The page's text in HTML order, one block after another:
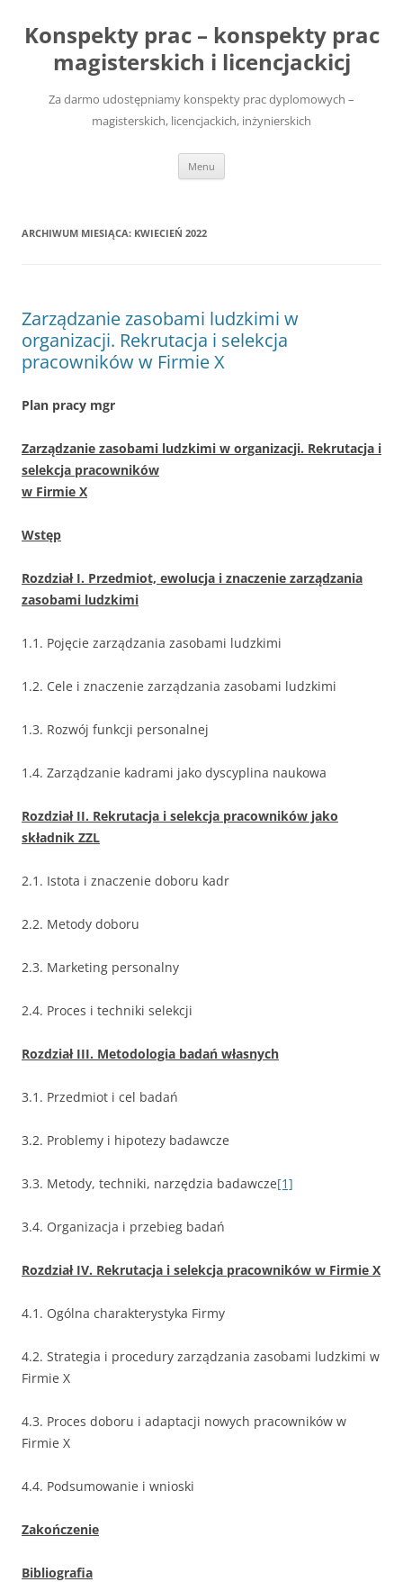
treści
Konspekty prac – konspekty prac
magisterskich i licencjackicj
Za darmo udostępniamy konspekty prac dyplomowych –
magisterskich, licencjackich, inżynierskich
Menu
ARCHIWUM MIESIĄCA: KWIECIEŃ 2022
Zarządzanie zasobami ludzkimi w
organizacji. Rekrutacja i selekcja
pracowników w Firmie X
Plan pracy mgr
Zarządzanie zasobami ludzkimi w organizacji. Rekrutacja i
selekcja pracowników
w Firmie X
Wstęp
Rozdział I. Przedmiot, ewolucja i znaczenie zarządzania
zasobami ludzkimi
1.1. Pojęcie zarządzania zasobami ludzkimi
1.2. Cele i znaczenie zarządzania zasobami ludzkimi
1.3. Rozwój funkcji personalnej
1.4. Zarządzanie kadrami jako dyscyplina naukowa
Rozdział II. Rekrutacja i selekcja pracowników jako
składnik ZZL
2.1. Istota i znaczenie doboru kadr
2.2. Metody doboru
2.3. Marketing personalny
2.4. Proces i techniki selekcji
Rozdział III. Metodologia badań własnych
3.1. Przedmiot i cel badań
3.2. Problemy i hipotezy badawcze
3.3. Metody, techniki, narzędzia badawcze[1]
3.4. Organizacja i przebieg badań
Rozdział IV. Rekrutacja i selekcja pracowników w Firmie X
4.1. Ogólna charakterystyka Firmy
4.2. Strategia i procedury zarządzania zasobami ludzkimi w
Firmie X
4.3. Proces doboru i adaptacji nowych pracowników w
Firmie X
4.4. Podsumowanie i wnioski
Zakończenie
Bibliografia